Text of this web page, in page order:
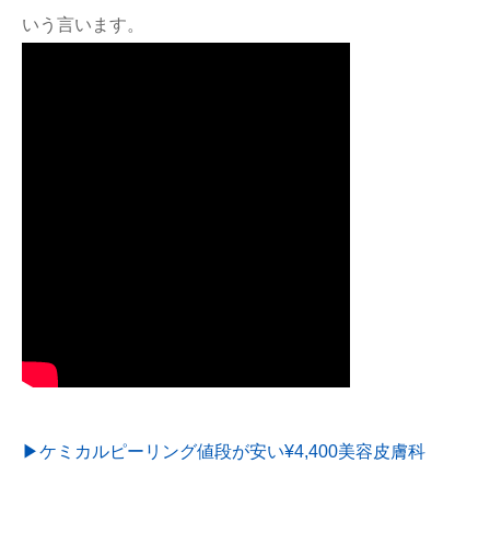
いう言います。
▶︎ケミカルピーリング値段が安い¥4,400美容皮膚科